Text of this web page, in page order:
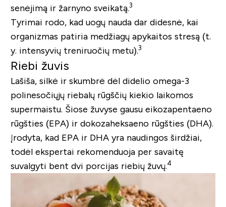
senėjimą ir žarnyno sveikatą.3
Tyrimai rodo, kad uogų nauda dar didesnė, kai
organizmas patiria medžiagų apykaitos stresą (t.
y. intensyvių treniruočių metu).3
Riebi žuvis
Lašiša, silkė ir skumbrė dėl didelio omega-3
polinesočiųjų riebalų rūgščių kiekio laikomos
supermaistu. Šiose žuvyse gausu eikozapentaeno
rūgšties (EPA) ir dokozaheksaeno rūgšties (DHA).
Įrodyta, kad EPA ir DHA yra naudingos širdžiai,
todėl ekspertai rekomenduoja per savaitę
suvalgyti bent dvi porcijas riebių žuvų.4